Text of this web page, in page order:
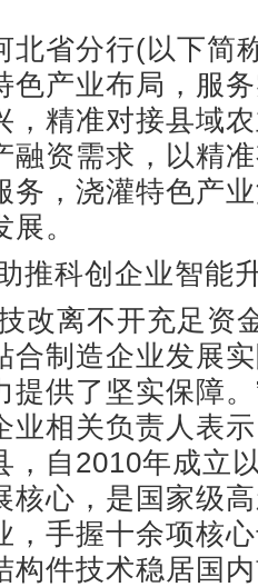
省分行(以下简称
色产业布局，服
，精准对接县域
融资需求，以精
务，浇灌特色产
。
科创企业智能
离不开充足资
合制造企业发展
提供了坚实保障
业相关负责人表
，自2010年成立
核心，是国家级
，手握十余项核
构件技术稳居国